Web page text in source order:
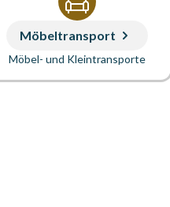
Möbeltransport
Möbel- und Kleintransporte